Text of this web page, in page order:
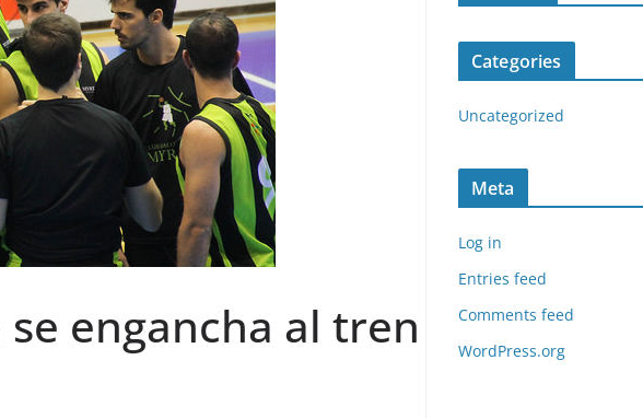
engancha al tren
Categories
Uncategorized
Meta
Log in
Entries feed
Comments feed
WordPress.org